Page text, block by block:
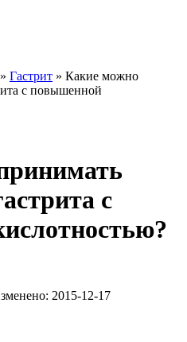
» Гастрит » Какие можно
с повышенной
с
2015-12-17